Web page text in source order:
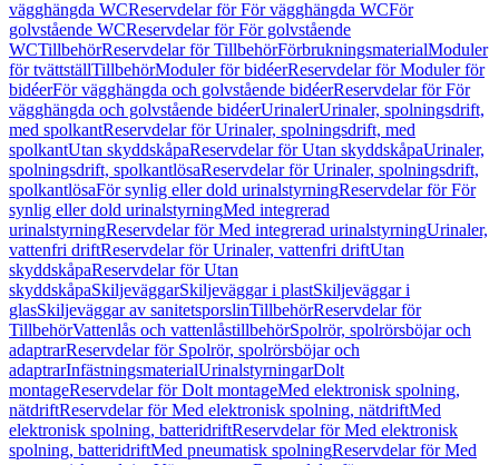
vägghängda WCReservdelar för För vägghängda WCFör
golvstående WCReservdelar för För golvstående
WCTillbehörReservdelar för TillbehörFörbrukningsmaterialModuler
för tvättställTillbehörModuler för bidéerReservdelar för Moduler för
bidéerFör vägghängda och golvstående bidéerReservdelar för För
vägghängda och golvstående bidéerUrinalerUrinaler, spolningsdrift,
med spolkantReservdelar för Urinaler, spolningsdrift, med
spolkantUtan skyddskåpaReservdelar för Utan skyddskåpaUrinaler,
spolningsdrift, spolkantlösaReservdelar för Urinaler, spolningsdrift,
spolkantlösaFör synlig eller dold urinalstyrningReservdelar för För
synlig eller dold urinalstyrningMed integrerad
urinalstyrningReservdelar för Med integrerad urinalstyrningUrinaler,
vattenfri driftReservdelar för Urinaler, vattenfri driftUtan
skyddskåpaReservdelar för Utan
skyddskåpaSkiljeväggarSkiljeväggar i plastSkiljeväggar i
glasSkiljeväggar av sanitetsporslinTillbehörReservdelar för
TillbehörVattenlås och vattenlåstillbehörSpolrör, spolrörsböjar och
adaptrarReservdelar för Spolrör, spolrörsböjar och
adaptrarInfästningsmaterialUrinalstyrningarDolt
montageReservdelar för Dolt montageMed elektronisk spolning,
nätdriftReservdelar för Med elektronisk spolning, nätdriftMed
elektronisk spolning, batteridriftReservdelar för Med elektronisk
spolning, batteridriftMed pneumatisk spolningReservdelar för Med